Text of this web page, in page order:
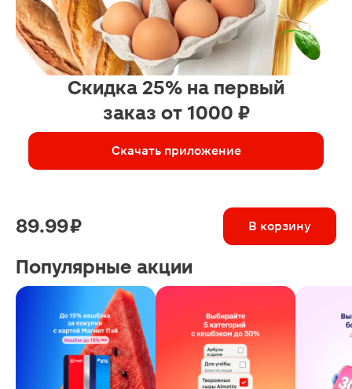
Скидка 25% на первый
заказ от 1000 ₽
Скачать приложение
89.99 ₽ В корзину
Популярные акции